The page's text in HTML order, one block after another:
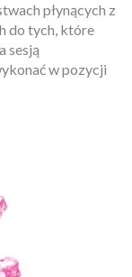
płynących z
do tych, które
sesją
w pozycji